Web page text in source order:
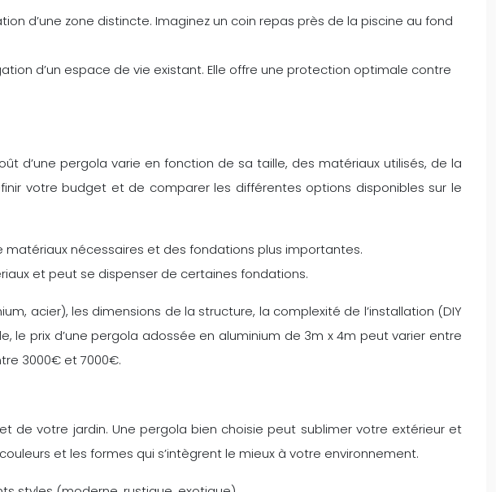
d’une zone distincte. Imaginez un coin repas près de la piscine au fond
d’un espace de vie existant. Elle offre une protection optimale contre
d’une pergola varie en fonction de sa taille, des matériaux utilisés, de la
votre budget et de comparer les différentes options disponibles sur le
nécessaires et des fondations plus importantes.
et peut se dispenser de certaines fondations.
acier), les dimensions de la structure, la complexité de l’installation (DIY
le prix d’une pergola adossée en aluminium de 3m x 4m peut varier entre
3000€ et 7000€.
de votre jardin. Une pergola bien choisie peut sublimer votre extérieur et
et les formes qui s’intègrent le mieux à votre environnement.